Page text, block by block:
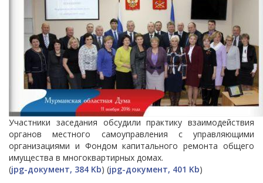
Участники заседания обсудили практику взаимодействия
органов местного самоуправления с управляющими
организациями и Фондом капитального ремонта общего
имущества в многоквартирных домах.
(jpg-документ, 384 Kb) (jpg-документ, 401 Kb)